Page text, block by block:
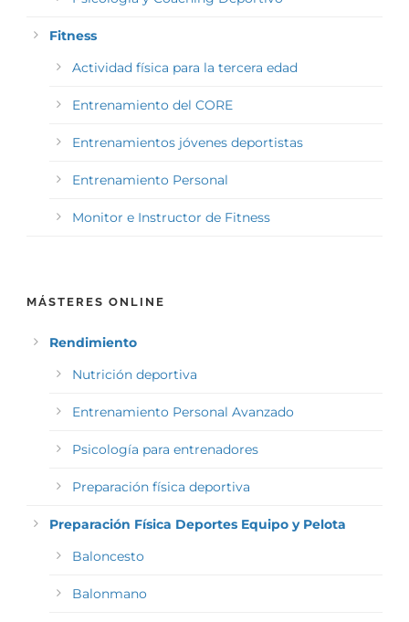
Fitness
Actividad física para la tercera edad
Entrenamiento del CORE
Entrenamientos jóvenes deportistas
Entrenamiento Personal
Monitor e Instructor de Fitness
MÁSTERES ONLINE
Rendimiento
Nutrición deportiva
Entrenamiento Personal Avanzado
Psicología para entrenadores
Preparación física deportiva
Preparación Física Deportes Equipo y Pelota
Baloncesto
Balonmano